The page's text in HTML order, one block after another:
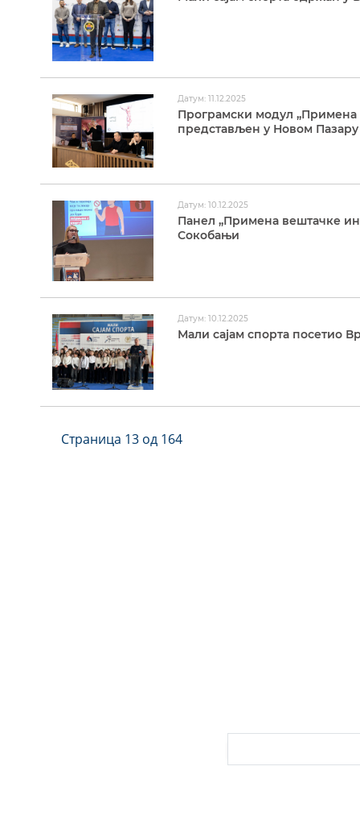
Датум: 11.12.2025
Програмски модул „Примена
представљен у Новом Пазару
Датум: 10.12.2025
Панел „Примена вештачке
Сокобањи
Датум: 10.12.2025
Мали сајам спорта посетио
Страница 13 од 164